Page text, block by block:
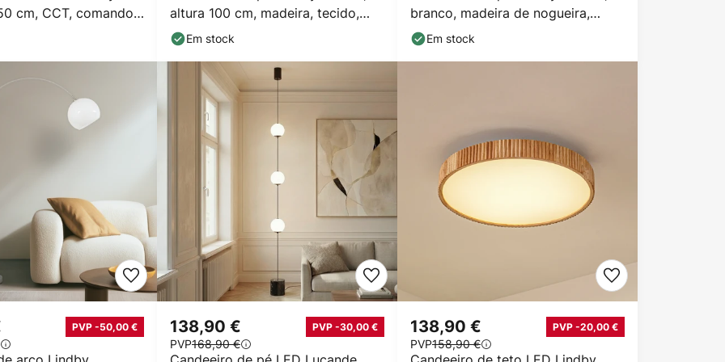
cm, CCT, comando
altura 100 cm, madeira, tecido,
E27Em stock
branco, madeira de nogueira,
altura 150 cm
Em stock
PVP -50,00 € 138,90 € PVP -30,00 €
PVP168,90 €
138,90 € PVP -20,00 €
PVP158,90 €